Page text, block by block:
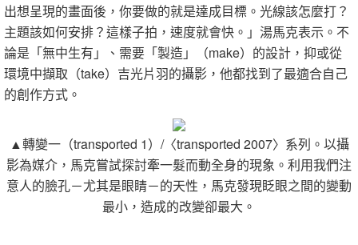
出想呈現的畫面後，你要做的就是達成目標。光線該怎麼打？
主題該如何安排？這樣子拍，速度就會快。」湯馬克表示。不
論是「無中生有」、需要「製造」（make）的設計，抑或從
環境中擷取（take）吉光片羽的攝影，他都找到了最適合自己
的創作方式。
▲轉變一（transported 1）/〈transported 2007〉系列。以攝
影為媒介，馬克嘗試探討牽一髮而動全身的現象。利用我們注
意人的臉孔－尤其是眼睛－的天性，馬克發現眨眼之間的變動
最小，造成的改變卻最大。